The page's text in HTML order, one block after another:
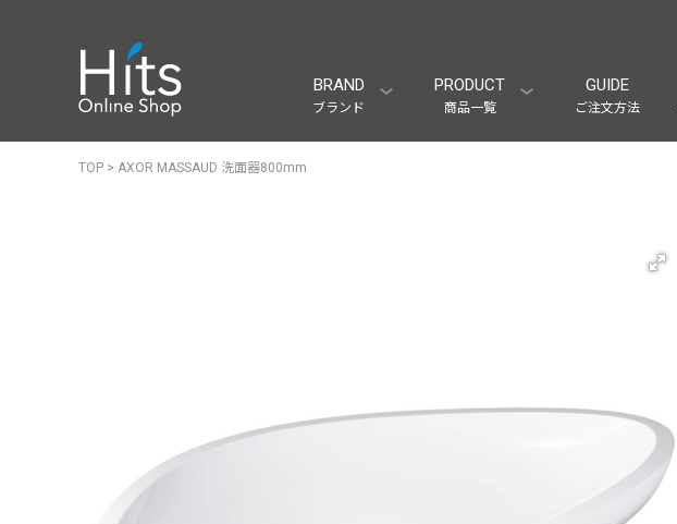
BRAND
ブランド
PRODUCT
商品一覧
GUIDE
ご注文方法
TOP > AXOR MASSAUD 洗面器800mm